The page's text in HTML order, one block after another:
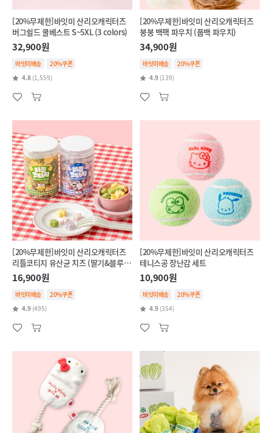
[20%무제한]바잇미 산리오캐릭터즈
버그쉴드 쿨베스트 S~5XL (3 colors)
32,900원
바잇미배송
20%쿠폰
4.8 (1,559)
[20%무제한]바잇미 산리오캐릭터즈
붕붕 백팩 파우치 (풉백 파우치)
34,900원
바잇미배송
20%쿠폰
4.9 (139)
[20%무제한]바잇미 산리오캐릭터즈
리틀코티지 유산균 치즈 (딸기&블루베
리/단호박&브로콜리)
16,900원
바잇미배송
20%쿠폰
4.9 (495)
[20%무제한]바잇미 산리오캐릭터즈
테니스공 장난감 세트
10,900원
바잇미배송
20%쿠폰
4.9 (354)